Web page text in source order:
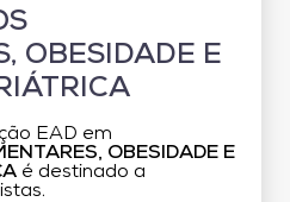
OBESIDADE E
EAD em
OBESIDADE E
é destinado a